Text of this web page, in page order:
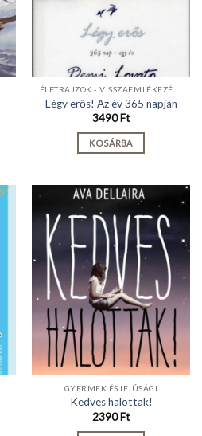
Légy erős! Az év 365 napján
3490Ft
KOSÁRBA
GYERMEK ÉS IFJÚSÁGI
Kedves halottak!
2390Ft